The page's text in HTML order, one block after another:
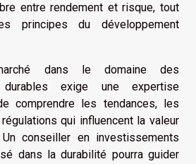
entre rendement et risque, tout
principes du développement
dans le domaine des
durables exige une expertise
comprendre les tendances, les
qui influencent la valeur
conseiller en investissements
dans la durabilité pourra guider